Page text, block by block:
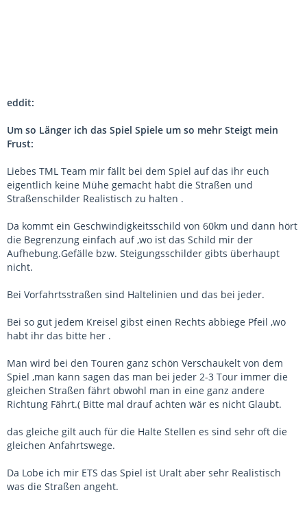
eddit:
Um so Länger ich das Spiel Spiele um so mehr Steigt mein
Frust:
Liebes TML Team mir fällt bei dem Spiel auf das ihr euch
eigentlich keine Mühe gemacht habt die Straßen und
Straßenschilder Realistisch zu halten .
Da kommt ein Geschwindigkeitsschild von 60km und dann hört
die Begrenzung einfach auf ,wo ist das Schild mir der
Aufhebung.Gefälle bzw. Steigungsschilder gibts überhaupt
nicht.
Bei Vorfahrtsstraßen sind Haltelinien und das bei jeder.
Bei so gut jedem Kreisel gibst einen Rechts abbiege Pfeil ,wo
habt ihr das bitte her .
Man wird bei den Touren ganz schön Verschaukelt von dem
Spiel ,man kann sagen das man bei jeder 2-3 Tour immer die
gleichen Straßen fährt obwohl man in eine ganz andere
Richtung Fährt.( Bitte mal drauf achten wär es nicht Glaubt.
das gleiche gilt auch für die Halte Stellen es sind sehr oft die
gleichen Anfahrtswege.
Da Lobe ich mir ETS das Spiel ist Uralt aber sehr Realistisch
was die Straßen angeht.